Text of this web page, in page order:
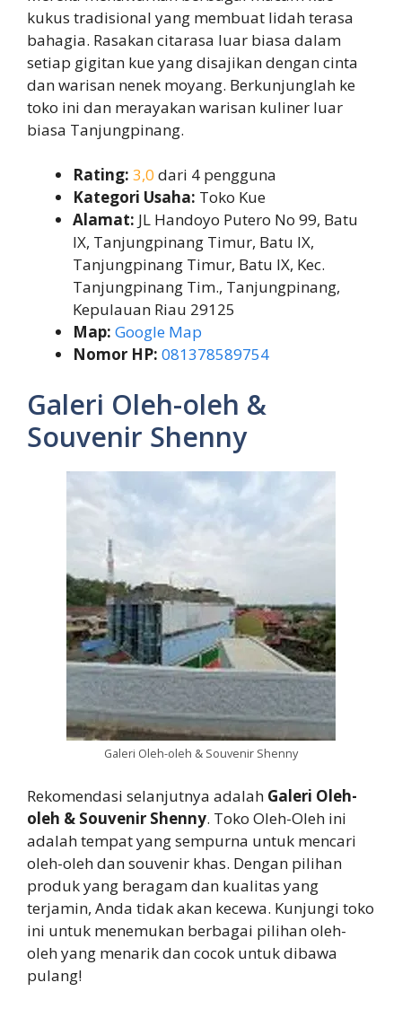
kukus tradisional yang membuat lidah terasa
bahagia. Rasakan citarasa luar biasa dalam
setiap gigitan kue yang disajikan dengan cinta
dan warisan nenek moyang. Berkunjunglah ke
toko ini dan merayakan warisan kuliner luar
biasa Tanjungpinang.
Rating: 3,0 dari 4 pengguna
Kategori Usaha: Toko Kue
Alamat: JL Handoyo Putero No 99, Batu
IX, Tanjungpinang Timur, Batu IX,
Tanjungpinang Timur, Batu IX, Kec.
Tanjungpinang Tim., Tanjungpinang,
Kepulauan Riau 29125
Map: Google Map
Nomor HP: 081378589754
Galeri Oleh-oleh &
Souvenir Shenny
Galeri Oleh-oleh & Souvenir Shenny
Rekomendasi selanjutnya adalah Galeri Oleh-
oleh & Souvenir Shenny. Toko Oleh-Oleh ini
adalah tempat yang sempurna untuk mencari
oleh-oleh dan souvenir khas. Dengan pilihan
produk yang beragam dan kualitas yang
terjamin, Anda tidak akan kecewa. Kunjungi toko
ini untuk menemukan berbagai pilihan oleh-
oleh yang menarik dan cocok untuk dibawa
pulang!